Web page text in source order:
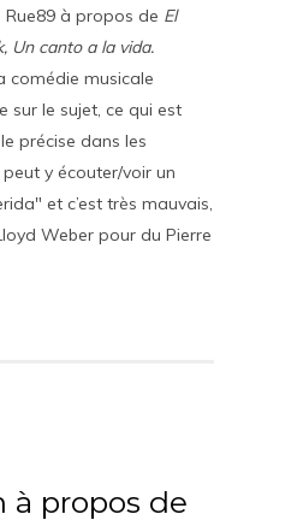
Rue89 à propos de El
Un canto a la vida.
comédie musicale
sur le sujet, ce qui est
précise dans les
y écouter/voir un
et c’est très mauvais,
Weber pour du Pierre
à propos de